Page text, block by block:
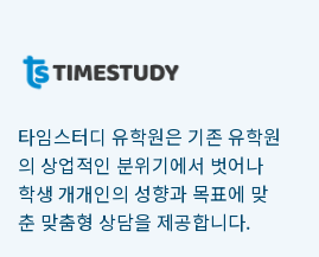
타임스터디 유학원은 기존 유학원
의 상업적인 분위기에서 벗어나
학생 개개인의 성향과 목표에 맞
춘 맞춤형 상담을 제공합니다.